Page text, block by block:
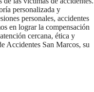
personalizada y
personales, accidentes
en lograr la compensación
cercana, ética y
Accidentes San Marcos, su